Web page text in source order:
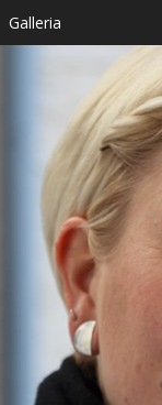
Galleria